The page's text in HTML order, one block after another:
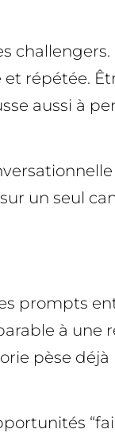
répétée.
aussi à
un seul
prompts
à une
pèse déjà